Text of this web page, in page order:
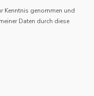
Kenntnis genommen und
Daten durch diese